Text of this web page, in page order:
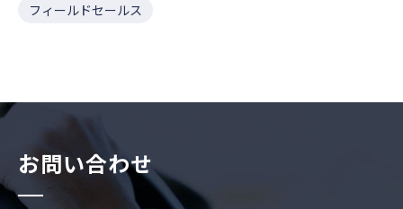
フィールドセールス
お問い合わせ